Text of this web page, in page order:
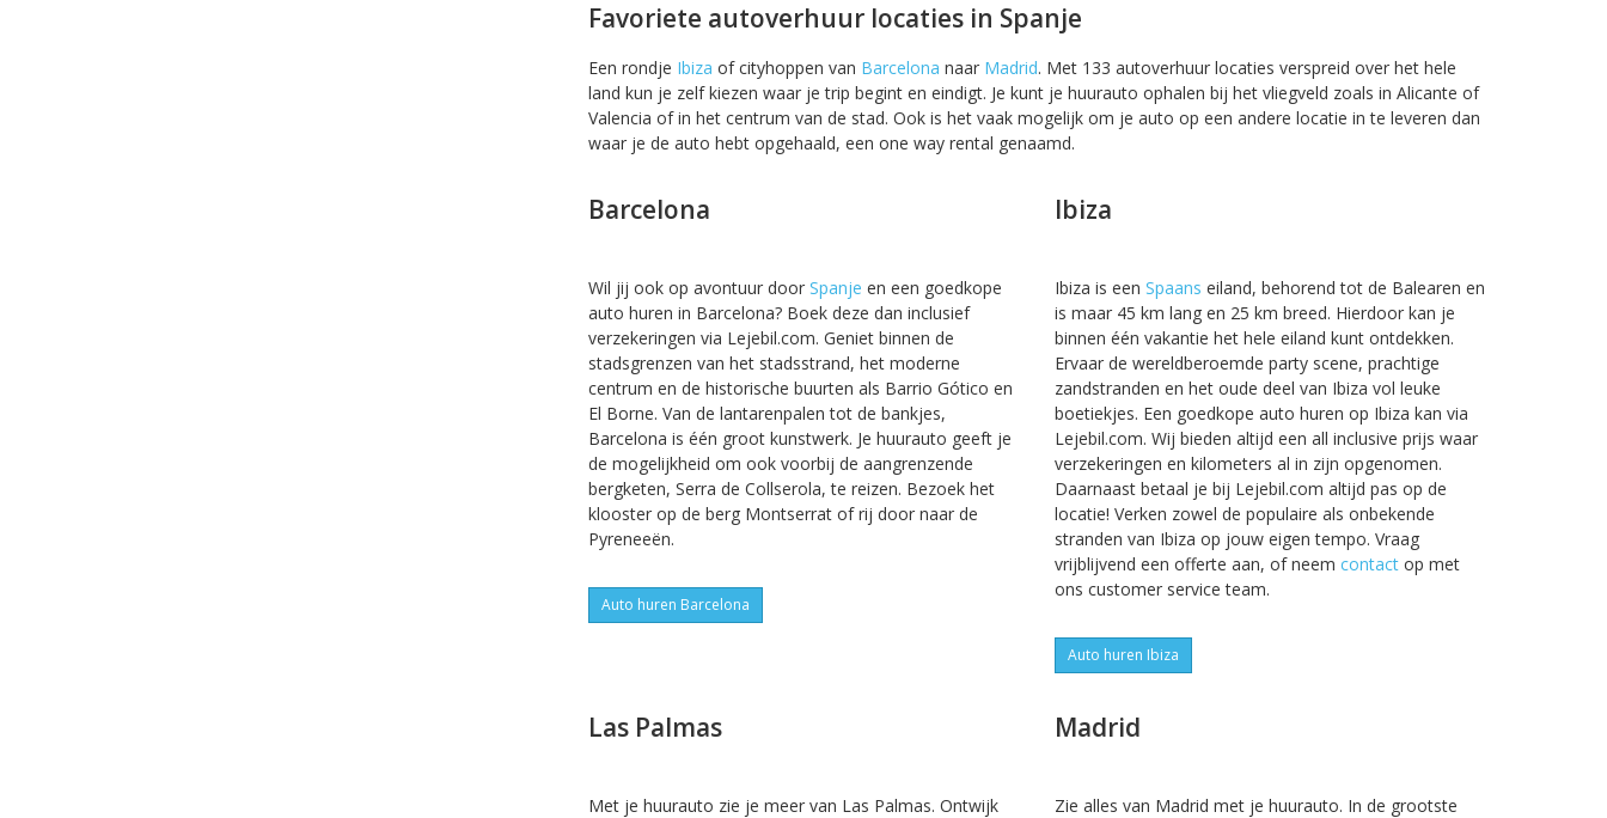
Favoriete autoverhuur locaties in Spanje
Een rondje Ibiza of cityhoppen van Barcelona naar Madrid. Met 133 autoverhuur locaties verspreid over het hele
land kun je zelf kiezen waar je trip begint en eindigt. Je kunt je huurauto ophalen bij het vliegveld zoals in Alicante of
Valencia of in het centrum van de stad. Ook is het vaak mogelijk om je auto op een andere locatie in te leveren dan
waar je de auto hebt opgehaald, een one way rental genaamd.
Barcelona
Wil jij ook op avontuur door Spanje en een goedkope
auto huren in Barcelona? Boek deze dan inclusief
verzekeringen via Lejebil.com. Geniet binnen de
stadsgrenzen van het stadsstrand, het moderne
centrum en de historische buurten als Barrio Gótico en
El Borne. Van de lantarenpalen tot de bankjes,
Barcelona is één groot kunstwerk. Je huurauto geeft je
de mogelijkheid om ook voorbij de aangrenzende
bergketen, Serra de Collserola, te reizen. Bezoek het
klooster op de berg Montserrat of rij door naar de
Pyreneeën.
Auto huren Barcelona
Ibiza
Ibiza is een Spaans eiland, behorend tot de Balearen en
is maar 45 km lang en 25 km breed. Hierdoor kan je
binnen één vakantie het hele eiland kunt ontdekken.
Ervaar de wereldberoemde party scene, prachtige
zandstranden en het oude deel van Ibiza vol leuke
boetiekjes. Een goedkope auto huren op Ibiza kan via
Lejebil.com. Wij bieden altijd een all inclusive prijs waar
verzekeringen en kilometers al in zijn opgenomen.
Daarnaast betaal je bij Lejebil.com altijd pas op de
locatie! Verken zowel de populaire als onbekende
stranden van Ibiza op jouw eigen tempo. Vraag
vrijblijvend een offerte aan, of neem contact op met
ons customer service team.
Auto huren Ibiza
Las Palmas
Met je huurauto zie je meer van Las Palmas. Ontwijk
Madrid
Zie alles van Madrid met je huurauto. In de grootste